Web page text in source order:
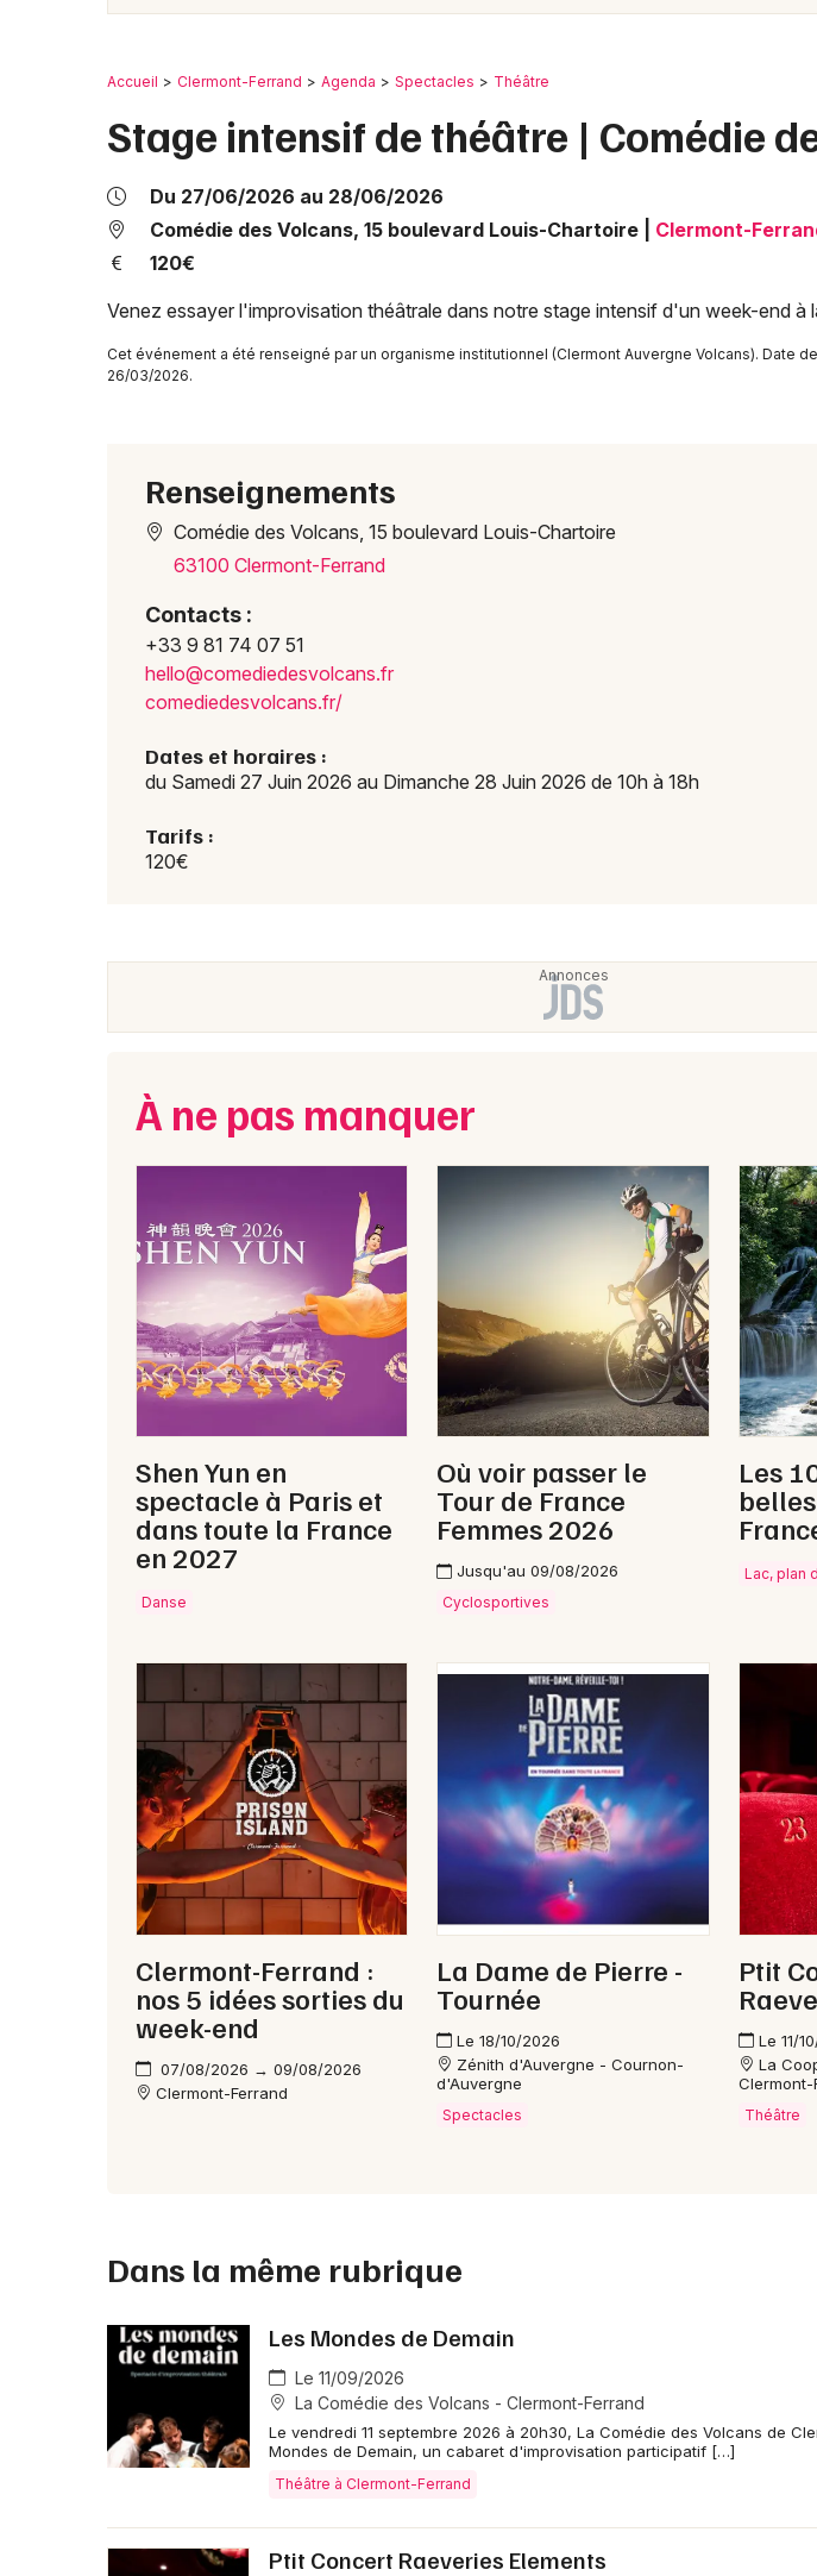
Sorties famille
Sorties & loisirs
Actus à Clermont-
Mon email
Je
Mulhouse
Nice
Toulouse
Toutes les villes
Accueil Clermont-Ferrand Agenda Spectacles Théâtre
Stage intensif de théâtre | Comédie
Du 27/06/2026 au 28/06/2026
Comédie des Volcans, 15 boulevard Louis-Chartoire
Clermont-
120€
Venez essayer l'improvisation théâtrale dans notre stage intensif d'un week-end à
Cet événement a été renseigné par un organisme institutionnel (Clermont Auvergne Volcans). Date
26/03/2026.
Renseignements
Comédie des Volcans, 15 boulevard Louis-Chartoire
63100 Clermont-Ferrand
Contacts :
+33 9 81 74 07 51
hello@comediedesvolcans.fr
comediedesvolcans.fr/
Dates et horaires :
du Samedi 27 Juin 2026 au Dimanche 28 Juin 2026 de 10h à 18h
Tarifs :
120€
À ne pas manquer
Shen Yun en
spectacle à Paris et
dans toute la France
en 2027
Danse
Où voir passer le
Tour de France
Femmes 2026
Jusqu'au 09/08/2026
Cyclosportives
Les
Lac, plan
Clermont-Ferrand :
nos 5 idées sorties du
week-end
07/08/2026 → 09/08/2026
Clermont-Ferrand
La Dame de Pierre -
Tournée
Le 18/10/2026
Zénith d'Auvergne - Cournon-
d'Auvergne
Spectacles
Ptit
Le 11/
La
Clermont-
Théâtre
Dans la même rubrique
Les Mondes de Demain
Le 11/09/2026
La Comédie des Volcans - Clermont-Ferrand
Le vendredi 11 septembre 2026 à 20h30, La Comédie des Volcans de
Mondes de Demain, un cabaret d'improvisation participatif […]
Théâtre à Clermont-Ferrand
Ptit Concert Raeveries Elements